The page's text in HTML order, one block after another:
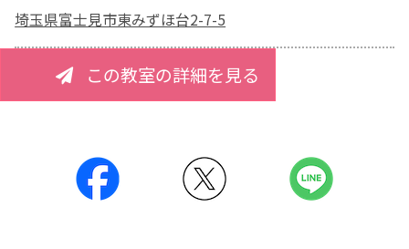
埼玉県富士見市東みずほ台2-7-5
この教室の詳細を見る